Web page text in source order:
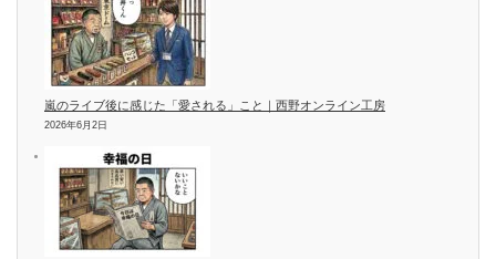
嵐のライブ後に感じた「愛される」こと｜西野オンライン工房
2026年6月2日